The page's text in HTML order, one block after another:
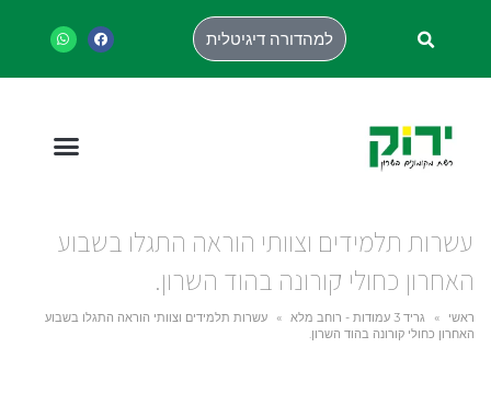
למהדורה דיגיטלית
עשרות תלמידים וצוותי הוראה התגלו בשבוע
האחרון כחולי קורונה בהוד השרון.
ראשי » גריד 3 עמודות - רוחב מלא »
עשרות תלמידים וצוותי הוראה התגלו בשבוע
האחרון כחולי קורונה בהוד השרון.